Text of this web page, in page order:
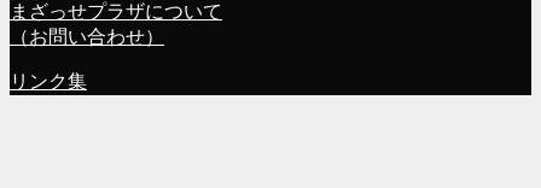
まざっせプラザについて
（お問い合わせ）
リンク集